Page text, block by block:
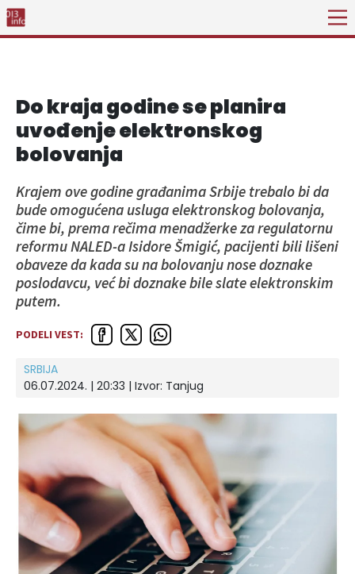
Do kraja godine se planira
uvođenje elektronskog
bolovanja
Krajem ove godine građanima Srbije trebalo bi da
bude omogućena usluga elektronskog bolovanja,
čime bi, prema rečima menadžerke za regulatornu
reformu NALED-a Isidore Šmigić, pacijenti bili lišeni
obaveze da kada su na bolovanju nose doznake
poslodavcu, već bi doznake bile slate elektronskim
putem.
PODELI VEST:
SRBIJA
06.07.2024. | 20:33 | Izvor: Tanjug